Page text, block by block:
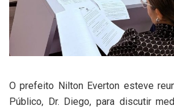
O prefeito Nilton Everton esteve
Público, Dr. Diego, para discutir